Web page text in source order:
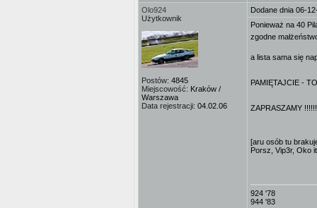
Olo924
Użytkownik
Postów: 4845
Miejscowość: Kraków /
Warszawa
Data rejestracji: 04.02.06
Dodane dnia 06-
Ponieważ na 40
zgodne
a lista sama się
PAMIĘTAJCIE -
ZAPRASZAMY
[aru osób tu
Porsz, Vip3r, Oko
924 '78
944 '83